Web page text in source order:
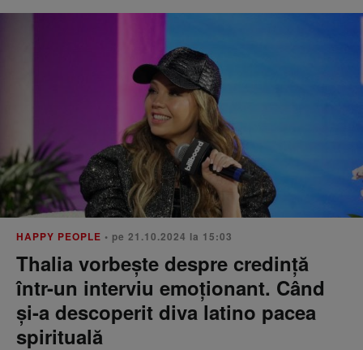
HAPPY PEOPLE • pe 21.10.2024 la 15:03
Thalia vorbește despre credință
într-un interviu emoționant. Când
și-a descoperit diva latino pacea
spirituală